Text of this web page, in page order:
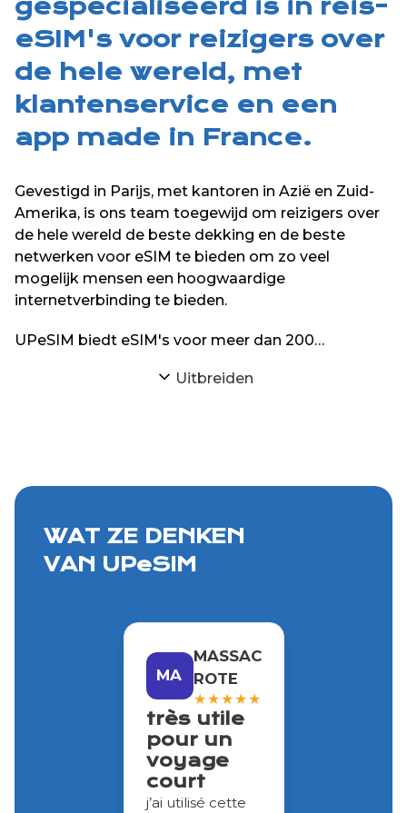
gespecialiseerd is in reis-
eSIM's voor reizigers over
de hele wereld, met
klantenservice en een
app made in France.
Gevestigd in Parijs, met kantoren in Azië en Zuid-
Amerika, is ons team toegewijd om reizigers over
de hele wereld de beste dekking en de beste
netwerken voor eSIM te bieden om zo veel
mogelijk mensen een hoogwaardige
internetverbinding te bieden.
UPeSIM biedt eSIM's voor meer dan 200
en zijn iPhone- en Android-applicaties.
Uitbreiden
WAT ZE DENKEN
VAN UPeSIM
MA
MASSAC
ROTE
★★★★★
très utile
pour un
voyage
court
j’ai utilisé cette